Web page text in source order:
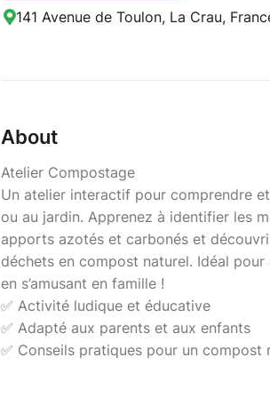
141 Avenue de Toulon, La Crau,
About
Atelier Compostage
Un atelier interactif pour comprendre
ou au jardin. Apprenez à identifier les
apports azotés et carbonés et
déchets en compost naturel. Idéal
en s’amusant en famille !
✅ Activité ludique et éducative
✅ Adapté aux parents et aux enfants
✅ Conseils pratiques pour un compost